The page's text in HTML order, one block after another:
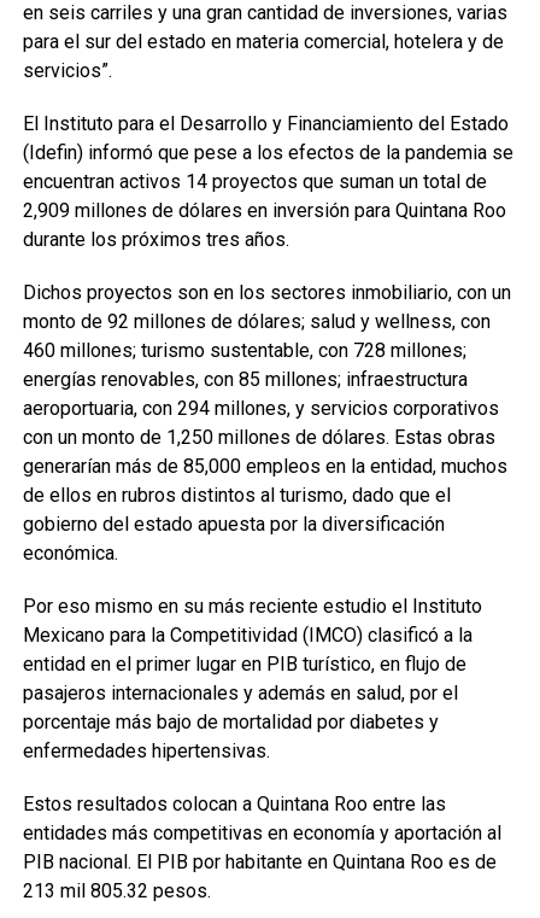
en seis carriles y una gran cantidad de inversiones, varias
para el sur del estado en materia comercial, hotelera y de
servicios”.
El Instituto para el Desarrollo y Financiamiento del Estado
(Idefin) informó que pese a los efectos de la pandemia se
encuentran activos 14 proyectos que suman un total de
2,909 millones de dólares en inversión para Quintana Roo
durante los próximos tres años.
Dichos proyectos son en los sectores inmobiliario, con un
monto de 92 millones de dólares; salud y wellness, con
460 millones; turismo sustentable, con 728 millones;
energías renovables, con 85 millones; infraestructura
aeroportuaria, con 294 millones, y servicios corporativos
con un monto de 1,250 millones de dólares. Estas obras
generarían más de 85,000 empleos en la entidad, muchos
de ellos en rubros distintos al turismo, dado que el
gobierno del estado apuesta por la diversificación
económica.
Por eso mismo en su más reciente estudio el Instituto
Mexicano para la Competitividad (IMCO) clasificó a la
entidad en el primer lugar en PIB turístico, en flujo de
pasajeros internacionales y además en salud, por el
porcentaje más bajo de mortalidad por diabetes y
enfermedades hipertensivas.
Estos resultados colocan a Quintana Roo entre las
entidades más competitivas en economía y aportación al
PIB nacional. El PIB por habitante en Quintana Roo es de
213 mil 805.32 pesos.